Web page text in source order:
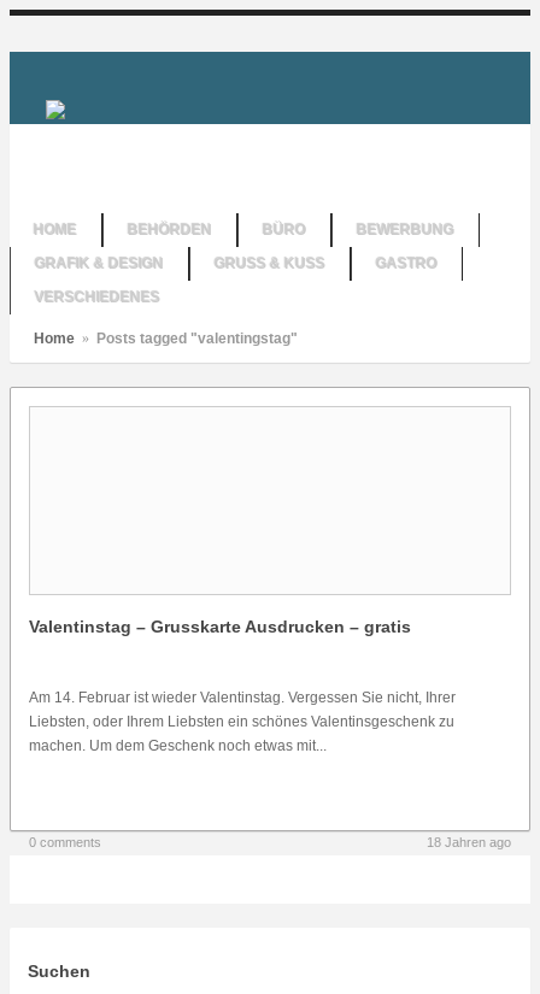
HOME BEHÖRDEN BÜRO
BEWERBUNG
GRAFIK & DESIGN
GRUSS & KUSS
GASTRO
VERSCHIEDENES
Home » Posts tagged "valentingstag"
Valentinstag – Grusskarte Ausdrucken – gratis
Am 14. Februar ist wieder Valentinstag. Vergessen Sie nicht, Ihrer
Liebsten, oder Ihrem Liebsten ein schönes Valentinsgeschenk zu
machen. Um dem Geschenk noch etwas mit...
0 comments 18 Jahren ago
Suchen